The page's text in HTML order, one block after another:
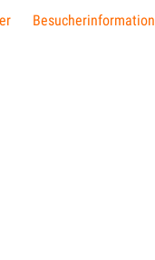
Besucherinformation